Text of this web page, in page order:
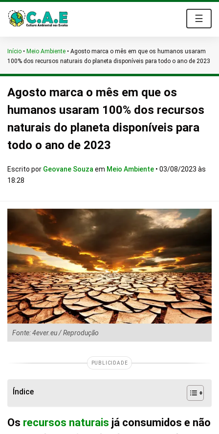
☰
Início • Meio Ambiente • Agosto marca o mês em que os humanos usaram
100% dos recursos naturais do planeta disponíveis para todo o ano de 2023
Agosto marca o mês em que os
humanos usaram 100% dos recursos
naturais do planeta disponíveis para
todo o ano de 2023
Escrito por Geovane Souza em Meio Ambiente • 03/08/2023 às
18:28
Fonte: 4ever.eu / Reprodução
PUBLICIDADE
Índice
Os recursos naturais já consumidos e não